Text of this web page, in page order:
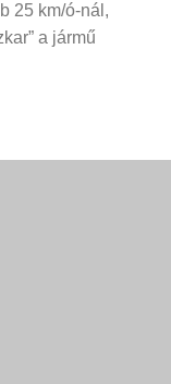
25 km/ó-nál,
a jármű